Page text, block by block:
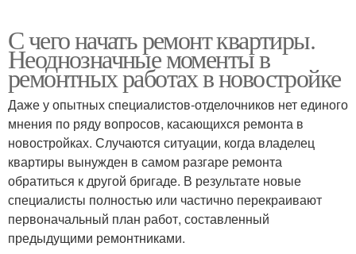
С чего начать ремонт квартиры.
Неоднозначные моменты в
ремонтных работах в новостройке
Даже у опытных специалистов-отделочников нет единого
мнения по ряду вопросов, касающихся ремонта в
новостройках. Случаются ситуации, когда владелец
квартиры вынужден в самом разгаре ремонта
обратиться к другой бригаде. В результате новые
специалисты полностью или частично перекраивают
первоначальный план работ, составленный
предыдущими ремонтниками.